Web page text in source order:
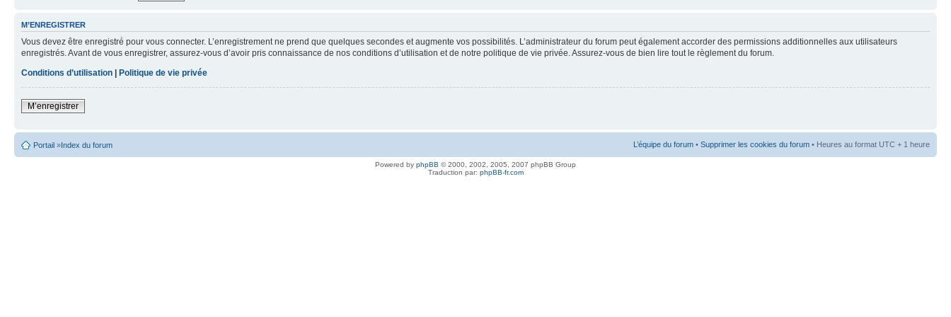
M’ENREGISTRER
Vous devez être enregistré pour vous connecter. L’enregistrement ne prend que quelques secondes et augmente vos possibilités. L’administrateur du forum peut également accorder des permissions additionnelles aux utilisateurs
enregistrés. Avant de vous enregistrer, assurez-vous d’avoir pris connaissance de nos conditions d’utilisation et de notre politique de vie privée. Assurez-vous de bien lire tout le règlement du forum.
Conditions d’utilisation | Politique de vie privée
M’enregistrer
Portail »Index du forum L’équipe du forum • Supprimer les cookies du forum • Heures au format UTC + 1 heure
Powered by phpBB © 2000, 2002, 2005, 2007 phpBB Group
Traduction par: phpBB-fr.com